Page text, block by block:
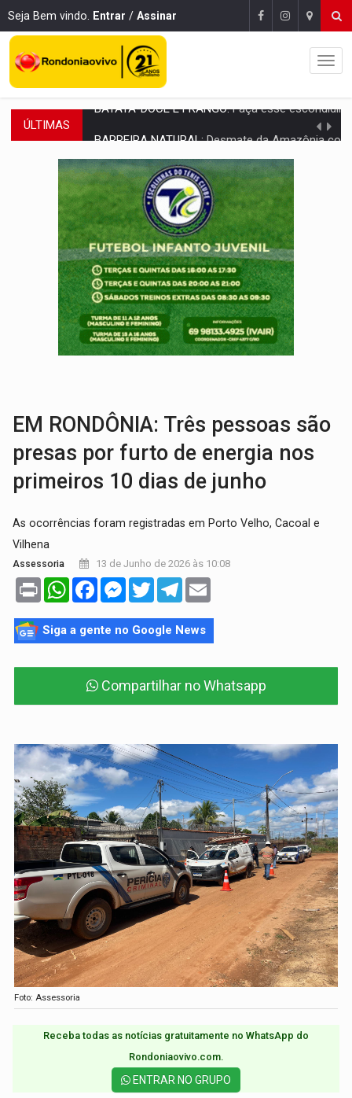
Seja Bem vindo. Entrar / Assinar
ÚLTIMAS Desmate da Amazônia corta chuvas no Sul e ameaça
:Anvisa libera venda de medicamentos pela Shopee, mas
MAIS RIGOR:Nova lei endurece punição por abuso sexual contra
POLUIÇÃO E RISCOS:Retirada de fiação irregular avança no país e em PVH
VÍDEO:Armado com machado, homem ameaça matar sobrinha grávida e
TRIBUNAL DO CRIME:Homem é espancado por facção criminosa
VÍDEO:Perseguição é registrada no shopping após colombiana furtar
LUDOPATIA:Apostas online começam a afetar produtividade e rotina
BATATA-DOCE E FRANGO:
EM RONDÔNIA: Três pessoas são
presas por furto de energia nos
primeiros 10 dias de junho
As ocorrências foram registradas em Porto Velho, Cacoal e
Vilhena
Assessoria 13 de Junho de 2026 às 10:08
Print WhatsAppFacebookMessenger
TwitterTelegram
Siga a gente no Google News
Compartilhar no Whatsapp
Foto: Assessoria
Receba todas as notícias gratuitamente no WhatsApp do
Rondoniaovivo.com.​
ENTRAR NO GRUPO